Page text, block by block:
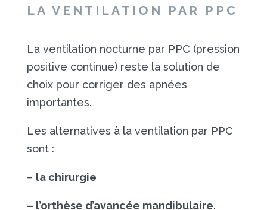
LA VENTILATION PAR PPC
La ventilation nocturne par PPC (pression
positive continue) reste la solution de
choix pour corriger des apnées
importantes.
Les alternatives à la ventilation par PPC
sont :
– la chirurgie
– l’orthèse d’avancée mandibulaire.